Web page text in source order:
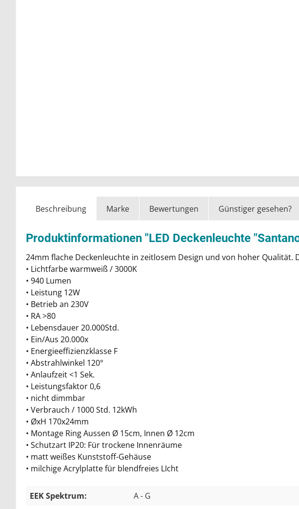
Beschreibung Marke Bewertungen Günstiger gesehen?
Produktinformationen "LED Deckenleuchte
24mm flache Deckenleuchte in zeitlosem Design und von hoher
• Lichtfarbe warmweiß / 3000K
• 940 Lumen
• Leistung 12W
• Betrieb an 230V
• RA >80
• Lebensdauer 20.000Std.
• Ein/Aus 20.000x
• Energieeffizienzklasse F
• Abstrahlwinkel 120°
• Anlaufzeit <1 Sek.
• Leistungsfaktor 0,6
• nicht dimmbar
• Verbrauch / 1000 Std. 12kWh
• ØxH 170x24mm
• Montage Ring Aussen Ø 15cm, Innen Ø 12cm
• Schutzart IP20: Für trockene Innenräume
• matt weißes Kunststoff-Gehäuse
• milchige Acrylplatte für blendfreies LIcht
EEK Spektrum:
A - G